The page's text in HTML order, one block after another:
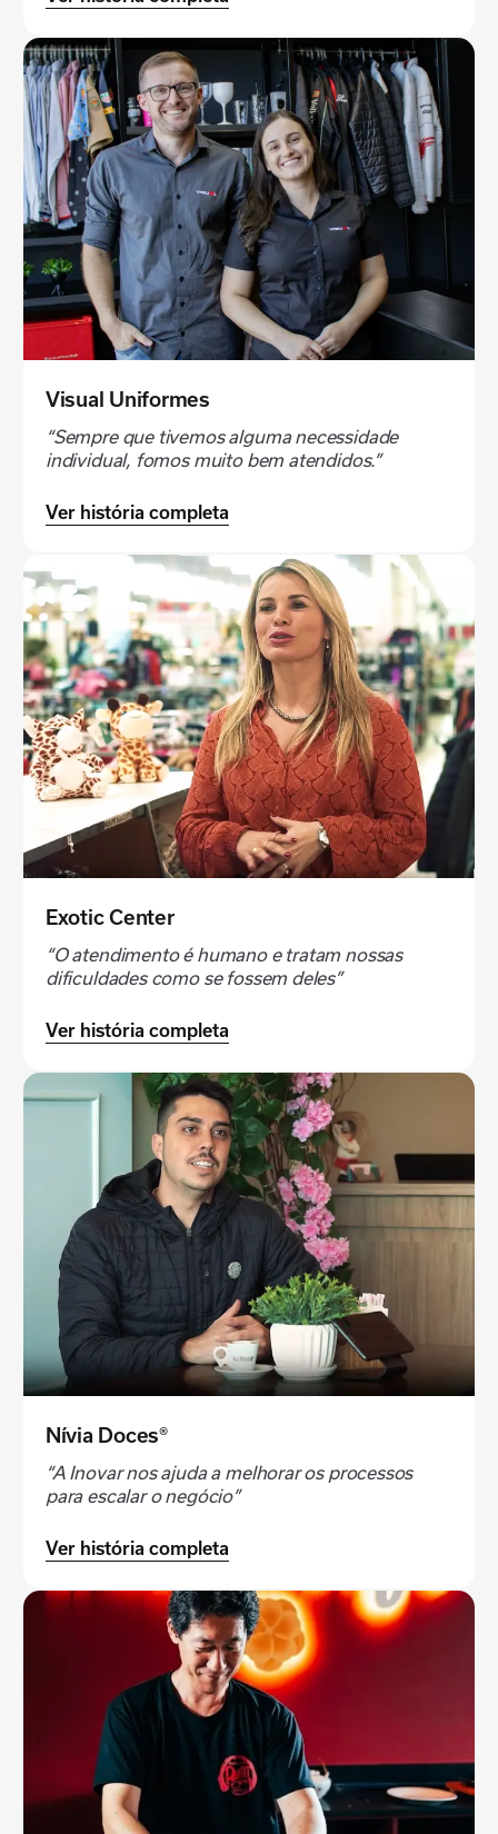
Visual Uniformes
“Sempre que tivemos alguma necessidade
individual, fomos muito bem atendidos.”
Ver história completa
Exotic Center
“O atendimento é humano e tratam nossas
dificuldades como se fossem deles”
Ver história completa
Nívia Doces®
“A Inovar nos ajuda a melhorar os processos
para escalar o negócio”
Ver história completa